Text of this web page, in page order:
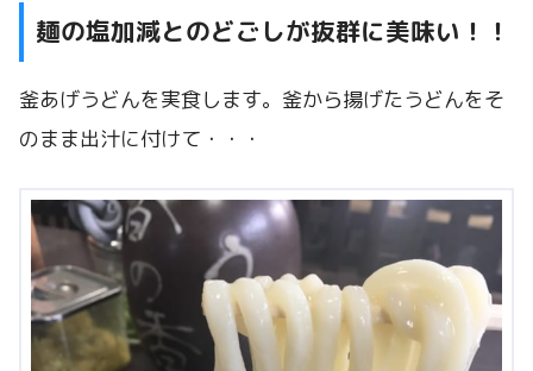
麺の塩加減とのどごしが抜群に美味い！！
釜あげうどんを実食します。釜から揚げたうどんをそ
のまま出汁に付けて・・・